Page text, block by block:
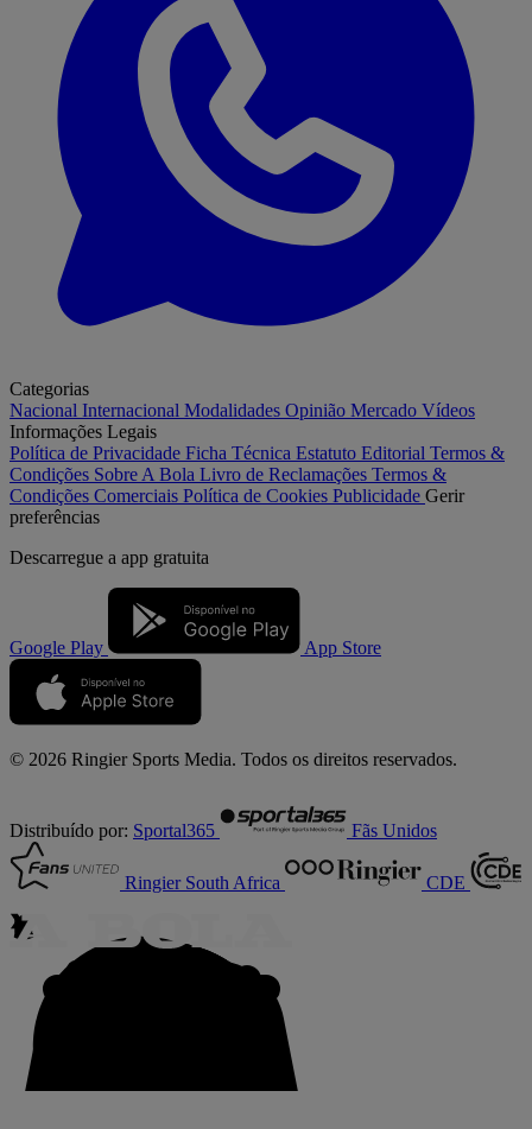
Categorias
Nacional Internacional Modalidades Opinião Mercado Vídeos
Informações Legais
Política de Privacidade Ficha Técnica Estatuto Editorial Termos &
Condições Sobre A Bola Livro de Reclamações Termos &
Condições Comerciais Política de Cookies Publicidade Gerir
preferências
Descarregue a app gratuita
Google Play App Store
© 2026 Ringier Sports Media. Todos os direitos reservados.
Distribuído por: Sportal365 Fãs Unidos
Ringier South Africa CDE